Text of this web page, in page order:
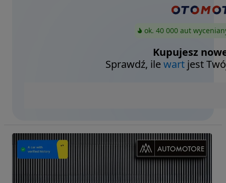
ok. 40 000 aut
Kupujesz
Sprawdź, ilewart jest